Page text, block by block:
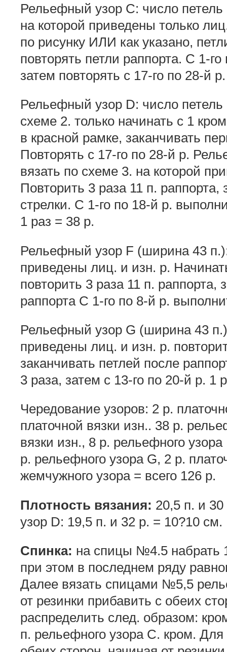
Рельефный узор С: число петель
на которой приведены только
по рисунку ИЛИ как указано,
повторять петли раппорта. С 1-
затем повторять с 17-го по 28-й р.
Рельефный узор D: число петель
схеме 2. только начинать с 1
в красной рамке, заканчивать
Повторять с 17-го по 28-й р.
вязать по схеме 3. на которой
Повторить 3 раза 11 п. раппорта,
стрелки. С 1-го по 18-й р.
1 раз = 38 р.
Рельефный узор F (ширина 43
приведены лиц. и изн. р.
повторить 3 раза 11 п. раппорта,
раппорта С 1-го по 8-й р.
Рельефный узор G (ширина 43
приведены лиц. и изн. р.
заканчивать петлей после
3 раза, затем с 13-го по 20-й р. 1
Чередование узоров: 2 р.
платочной вязки изн.. 38 р.
вязки изн., 8 р. рельефного
р. рельефного узора G, 2 р.
жемчужного узора = всего 126 р.
Плотность вязания: 20,5 п. и
узор D: 19,5 п. и 32 р. = 10?10 см.
Спинка: на спицы №4.5 набрать
при этом в последнем ряду
Далее вязать спицами №5,5
от резинки прибавить с обеих
распределить след. образом:
п. рельефного узора С. кром.